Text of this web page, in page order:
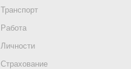
Транспорт
Работа
Личности
Страхование